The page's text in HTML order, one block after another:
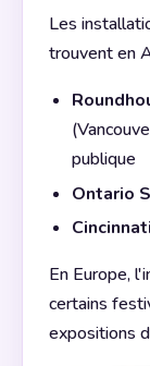
Les
trouvent en
publique
Ontario
En Europe,
certains
expositions